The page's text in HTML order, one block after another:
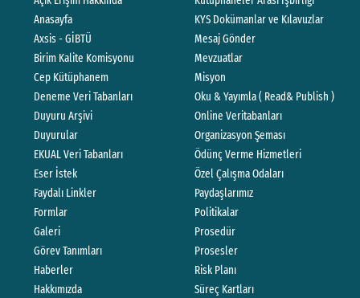
Anasayfa
Axsis - GİBTÜ
Birim Kalite Komisyonu
Cep Kütüphanem
Deneme Veri Tabanları
Duyuru Arşivi
Duyurular
EKUAL Veri Tabanları
Eser İstek
Faydalı Linkler
Formlar
Galeri
Görev Tanımları
Haberler
Hakkımızda
KYS Dokümanlar ve Kılavuzlar
Mesaj Gönder
Mevzuatlar
Misyon
Oku & Yayımla ( Read& Publish )
Online Veritabanları
Organizasyon Şeması
Ödünç Verme Hizmetleri
Özel Çalışma Odaları
Paydaşlarımız
Politikalar
Prosedür
Prosesler
Risk Planı
Süreç Kartları